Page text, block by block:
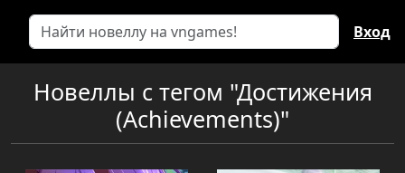
Вход
Новеллы с тегом "Достижения
(Achievements)"